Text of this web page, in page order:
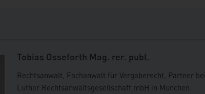
Tobias Osseforth Mag. rer. publ.
Rechtsanwalt, Fachanwalt für Vergaberecht, Partner bei
Luther Rechtsanwaltsgesellschaft mbH in München.